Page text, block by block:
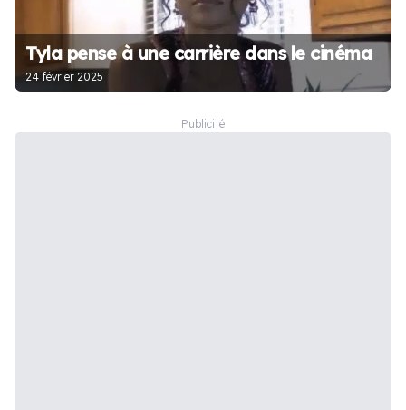
Tyla pense à une carrière dans le cinéma
24 février 2025